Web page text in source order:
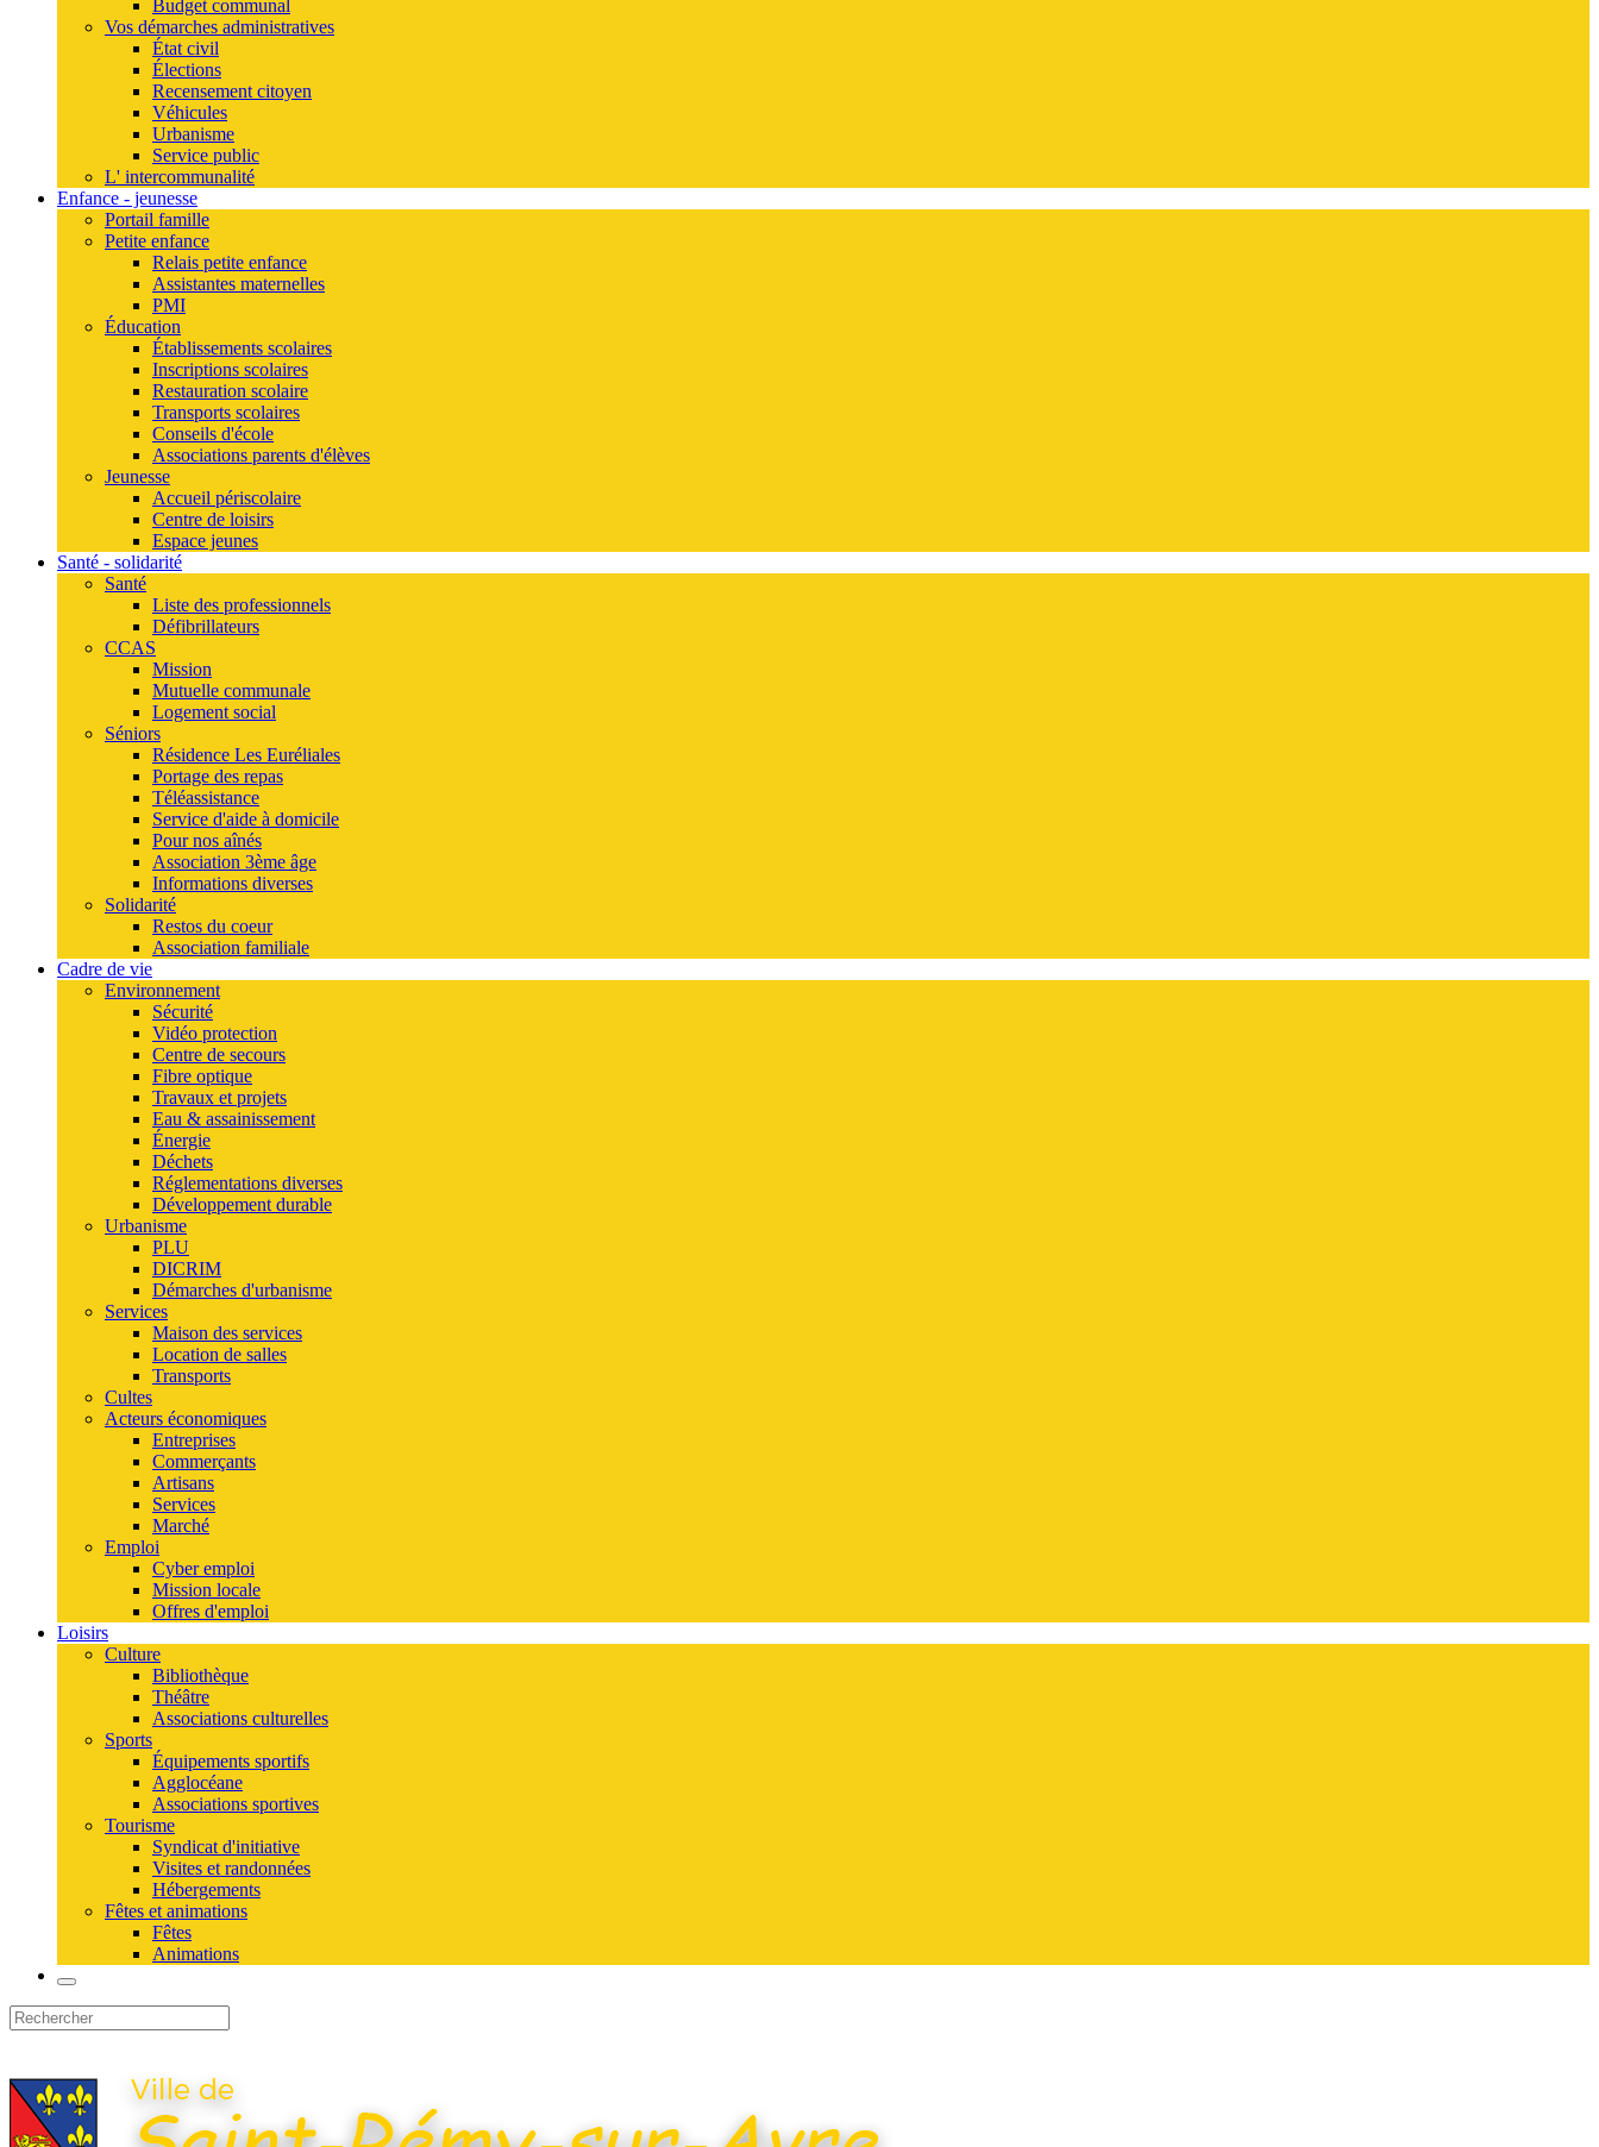
Budget communal
Vos démarches administratives
État civil
Élections
Recensement citoyen
Véhicules
Urbanisme
Service public
L' intercommunalité
Enfance - jeunesse
Portail famille
Petite enfance
Relais petite enfance
Assistantes maternelles
PMI
Éducation
Établissements scolaires
Inscriptions scolaires
Restauration scolaire
Transports scolaires
Conseils d'école
Associations parents d'élèves
Jeunesse
Accueil périscolaire
Centre de loisirs
Espace jeunes
Santé - solidarité
Santé
Liste des professionnels
Défibrillateurs
CCAS
Mission
Mutuelle communale
Logement social
Séniors
Résidence Les Euréliales
Portage des repas
Téléassistance
Service d'aide à domicile
Pour nos aînés
Association 3ème âge
Informations diverses
Solidarité
Restos du coeur
Association familiale
Cadre de vie
Environnement
Sécurité
Vidéo protection
Centre de secours
Fibre optique
Travaux et projets
Eau & assainissement
Énergie
Déchets
Réglementations diverses
Développement durable
Urbanisme
PLU
DICRIM
Démarches d'urbanisme
Services
Maison des services
Location de salles
Transports
Cultes
Acteurs économiques
Entreprises
Commerçants
Artisans
Services
Marché
Emploi
Cyber emploi
Mission locale
Offres d'emploi
Loisirs
Culture
Bibliothèque
Théâtre
Associations culturelles
Sports
Équipements sportifs
Agglocéane
Associations sportives
Tourisme
Syndicat d'initiative
Visites et randonnées
Hébergements
Fêtes et animations
Fêtes
Animations